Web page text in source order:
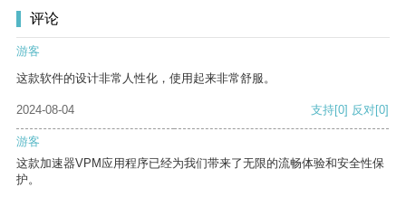
评论
游客
这款软件的设计非常人性化，使用起来非常舒服。
2024-08-04 支持[0] 反对[0]
游客
这款加速器VPM应用程序已经为我们带来了无限的流畅体验和安全性保
护。